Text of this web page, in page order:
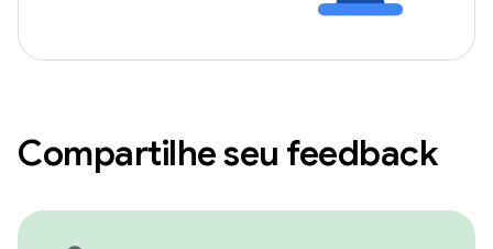
Compartilhe seu feedback